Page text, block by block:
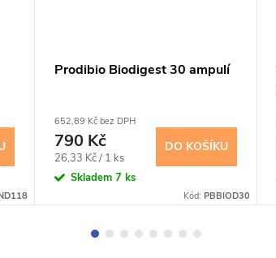
Prodibio Biodigest 30 ampulí
652,89 Kč bez DPH
790 Kč
Měrná
cena:
26,33 Kč / 1 ks
Skladem 7 ks
DO KOŠÍKU
Kód: PBBIOD30